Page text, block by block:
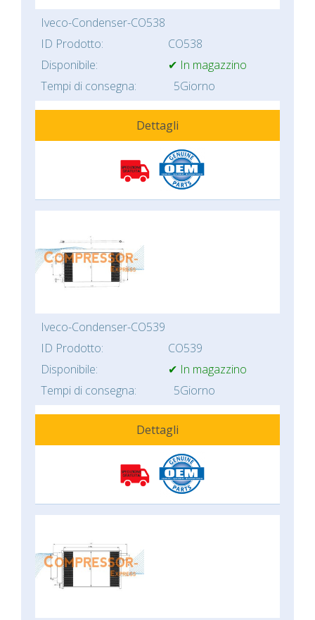
Iveco-Condenser-CO538
ID Prodotto:
CO538
Disponibile:
✔ In magazzino
Tempi di consegna:
5Giorno
Dettagli
Iveco-Condenser-CO539
ID Prodotto:
CO539
Disponibile:
✔ In magazzino
Tempi di consegna:
5Giorno
Dettagli